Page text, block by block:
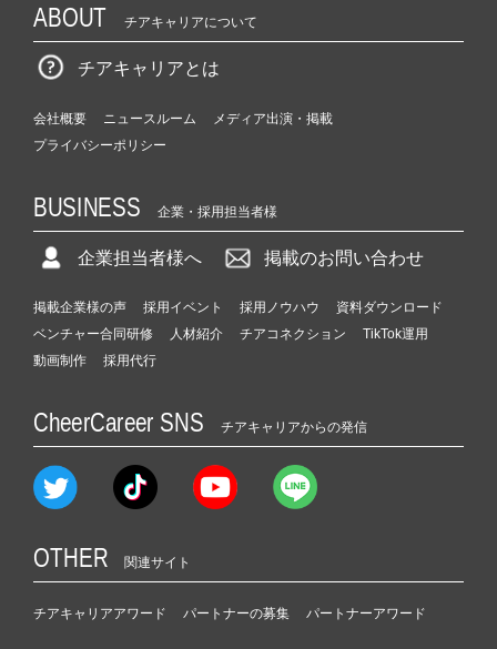
ABOUT チアキャリアについて
チアキャリアとは
会社概要 ニュースルーム
メディア出演・掲載
プライバシーポリシー
BUSINESS 企業・採用担当者様
企業担当者様へ 掲載のお問い合わせ
掲載企業様の声 採用イベント 採用ノウハウ
資料ダウンロード
ベンチャー合同研修
人材紹介 チアコネクション
TikTok運用
動画制作
採用代行
CheerCareer SNS チアキャリアからの発信
OTHER 関連サイト
チアキャリアアワード パートナーの募集 パートナーアワード